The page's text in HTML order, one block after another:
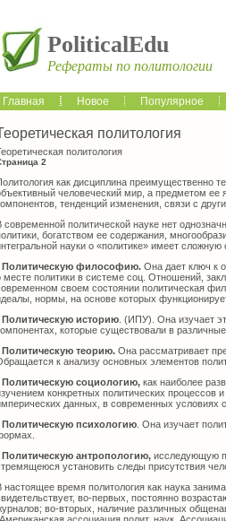
PoliticalEdu
Рефераты по политологии
Главная Новое Популярное
политология
политология
2
как дисциплина преимущественно
человеческий мир, а предметом ее
тенденций изменения, связи с
современной политической науке нет
богатством ее содержания,
науки о «политике» имеет
Политическую философию. Она дает ключ к
месте политики в системе соц. Отношений,
своем состоянии политическая
нормы, на основе которых
Политическую историю . (ИПУ). Она изучает
которые существовали в различные
Политическую теорию. Она рассматривает
к анализу основных элементов
Политическую социологию, как наиболее
конкретных политических процессов
данных, в современных условиях
Политическую психологию . Она изучает
Политическую антропологию, исследующую
установить следы присутствия
настоящее время политология как наука
во-первых, постоянно
во-вторых, наличие различных